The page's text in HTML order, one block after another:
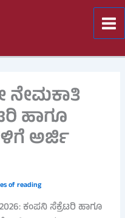
ನೇಮಕಾತಿ
ಹಾಗೂ
ಅರ್ಜಿ
of reading